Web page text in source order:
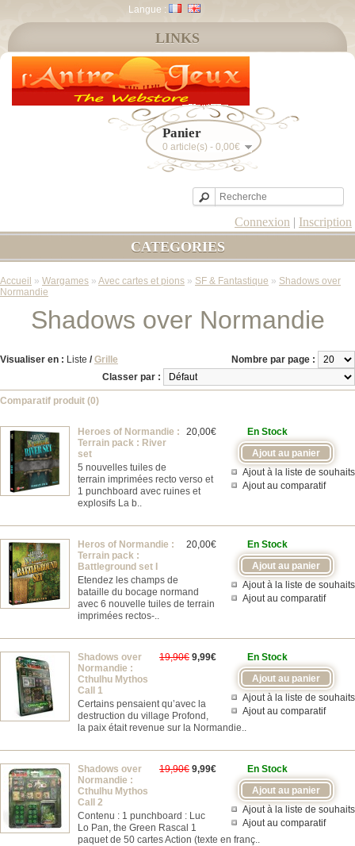
Langue :
Panier
0 article(s) - 0,00€
Connexion | Inscription
LINKS
CATEGORIES
Accueil » Wargames » Avec cartes et pions » SF & Fantastique » Shadows over
Normandie
Shadows over Normandie
Visualiser en : Liste / Grille
Nombre par page :
Classer par :
Comparatif produit (0)
En Stock
Ajout à la liste de souhaits
Ajout au comparatif
20,00€
Heroes of Normandie :
Terrain pack : River
set
5 nouvelles tuiles de
terrain imprimées recto verso et
1 punchboard avec ruines et
explosifs La b..
En Stock
Ajout à la liste de souhaits
Ajout au comparatif
20,00€
Heros of Normandie :
Terrain pack :
Battleground set I
Etendez les champs de
bataille du bocage normand
avec 6 nouvelle tuiles de terrain
imprimées rectos-..
En Stock
Ajout à la liste de souhaits
Ajout au comparatif
19,90€ 9,99€
Shadows over
Normandie :
Cthulhu Mythos
Call 1
Certains pensaient qu’avec la
destruction du village Profond,
la paix était revenue sur la Normandie..
En Stock
Ajout à la liste de souhaits
Ajout au comparatif
19,90€ 9,99€
Shadows over
Normandie :
Cthulhu Mythos
Call 2
Contenu : 1 punchboard : Luc
Lo Pan, the Green Rascal 1
paquet de 50 cartes Action (texte en franç..